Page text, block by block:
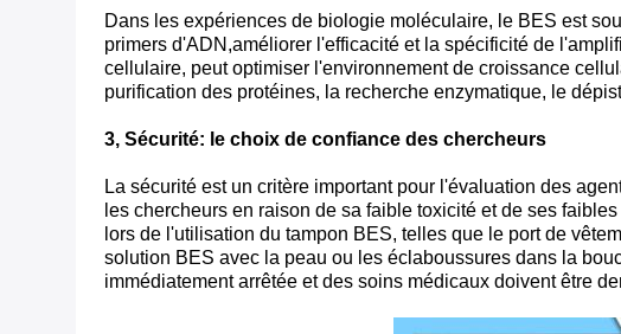
Dans les expériences de biologie moléculaire, le BES est
primers d'ADN,améliorer l'efficacité et la spécificité de
cellulaire, peut optimiser l'environnement de croissance
purification des protéines, la recherche enzymatique, le
3, Sécurité: le choix de confiance des chercheurs
La sécurité est un critère important pour l'évaluation des
les chercheurs en raison de sa faible toxicité et de ses
lors de l'utilisation du tampon BES, telles que le port de
solution BES avec la peau ou les éclaboussures dans la
immédiatement arrêtée et des soins médicaux doivent être